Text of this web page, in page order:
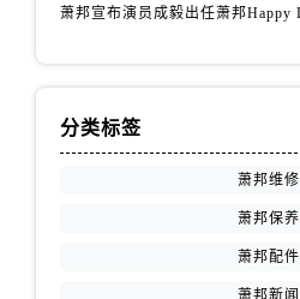
分类标签
萧邦维修
萧邦保养
萧邦配件